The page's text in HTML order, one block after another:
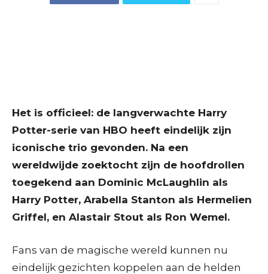
Het is officieel: de langverwachte Harry
Potter-serie van HBO heeft eindelijk zijn
iconische trio gevonden. Na een
wereldwijde zoektocht zijn de hoofdrollen
toegekend aan Dominic McLaughlin als
Harry Potter, Arabella Stanton als Hermelien
Griffel, en Alastair Stout als Ron Wemel.
Fans van de magische wereld kunnen nu
eindelijk gezichten koppelen aan de helden